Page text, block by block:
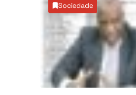
Sociedade